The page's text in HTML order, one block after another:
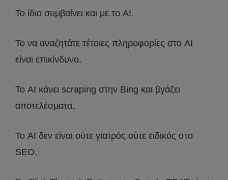
Το ίδιο συμβαίνει και με το AI.
Το να αναζητάτε τέτοιες πληροφορίες στο AI
είναι επικίνδυνο.
Το AI κάνει scraping στην Bing και βγάζει
αποτελέσματα.
Το AI δεν είναι ούτε γιατρός ούτε ειδικός στο
SEO.